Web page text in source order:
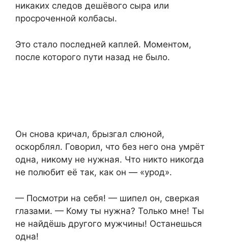
никаких следов дешёвого сыра или
просроченной колбасы.
Это стало последней каплей. Моментом,
после которого пути назад не было.
Он снова кричал, брызгал слюной,
оскорблял. Говорил, что без него она умрёт
одна, никому не нужная. Что никто никогда
не полюбит её так, как он — «урод».
— Посмотри на себя! — шипел он, сверкая
глазами. — Кому ты нужна? Только мне! Ты
не найдёшь другого мужчины! Останешься
одна!